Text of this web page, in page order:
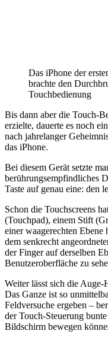
Das iPhone der
brachte den
Touchbedienung
Bis dann aber die Touch-
erzielte, dauerte es noch
nach jahrelanger
das iPhone.
Bei diesem Gerät setzte
berührungsempfindliches
Taste auf genau eine: den
Schon die Touchscreens
(Touchpad), einem Stift
einer waagerechten
dem senkrecht
der Finger auf derselben
Benutzeroberfläche zu
Weiter lässt sich die
Das Ganze ist so
Feldversuche ergeben –
der Touch-Steuerung
Bildschirm bewegen